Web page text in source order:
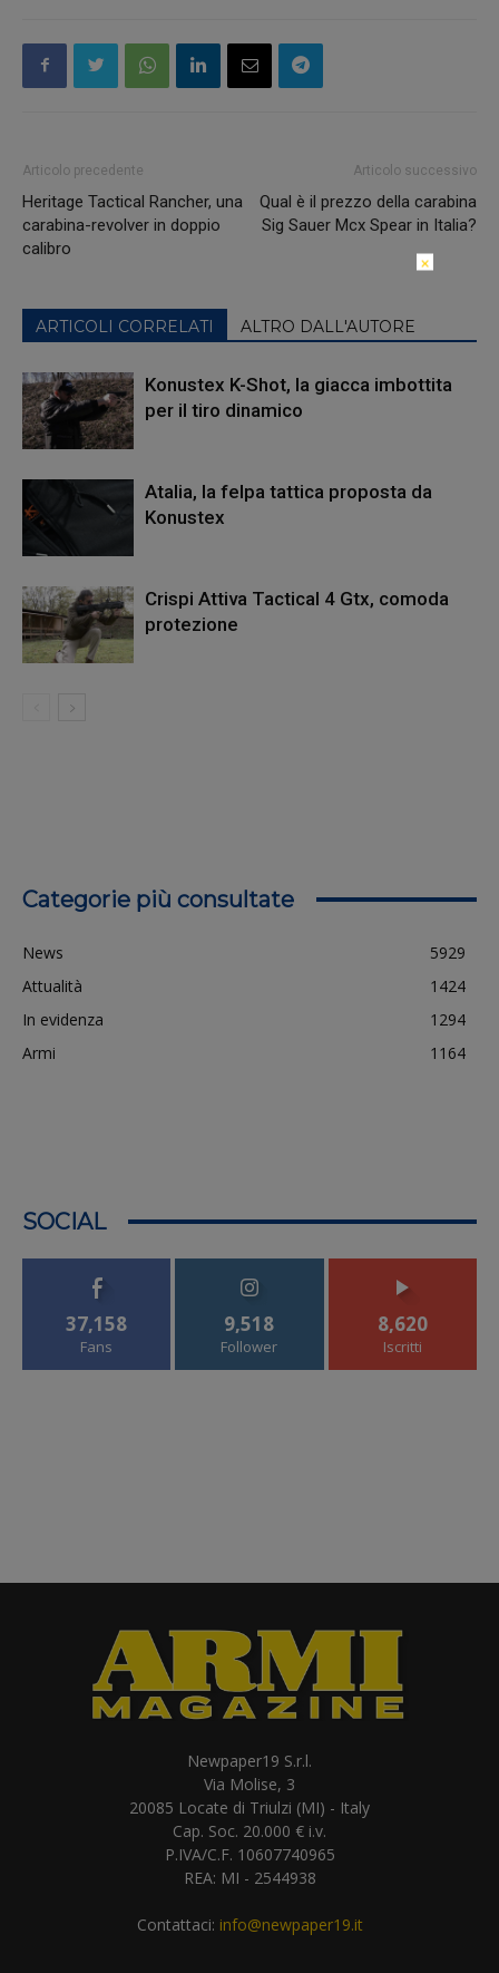
Articolo precedente
Heritage Tactical Rancher, una
carabina-revolver in doppio
calibro
Articolo successivo
Qual è il prezzo della carabina
Sig Sauer Mcx Spear in Italia?
ARTICOLI CORRELATI ALTRO DALL'AUTORE
Konustex K-Shot, la giacca imbottita
per il tiro dinamico
Atalia, la felpa tattica proposta da
Konustex
Crispi Attiva Tactical 4 Gtx, comoda
protezione
Categorie più consultate
News
5929
Attualità
1424
In evidenza
1294
Armi
1164
SOCIAL
37,158
Fans
9,518
Follower
8,620
Iscritti
Newpaper19 S.r.l.
Via Molise, 3
20085 Locate di Triulzi (MI) - Italy
Cap. Soc. 20.000 € i.v.
P.IVA/C.F. 10607740965
REA: MI - 2544938
Contattaci: info@newpaper19.it
×